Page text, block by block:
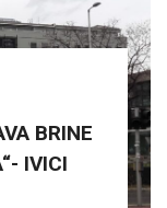
BRINE
IVICI